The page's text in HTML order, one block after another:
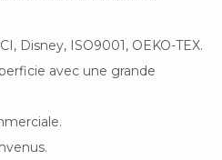
Disney, ISO9001, OEKO-TEX.
avec une grande